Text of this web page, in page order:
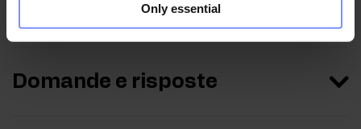
Only essential
Domande e risposte